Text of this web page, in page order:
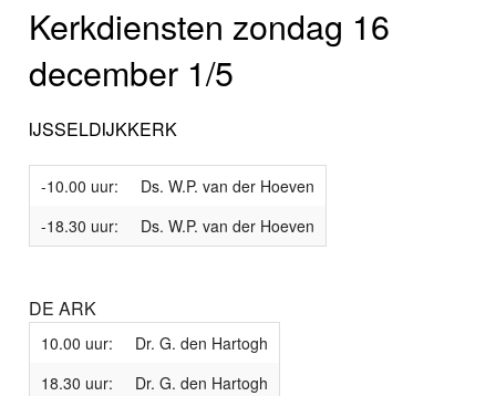
Kerkdiensten zondag 16
december 1/5
IJSSELDIJKKERK
-10.00 uur:
Ds. W.P. van der Hoeven
-18.30 uur:
Ds. W.P. van der Hoeven
DE ARK
10.00 uur:
Dr. G. den Hartogh
18.30 uur:
Dr. G. den Hartogh